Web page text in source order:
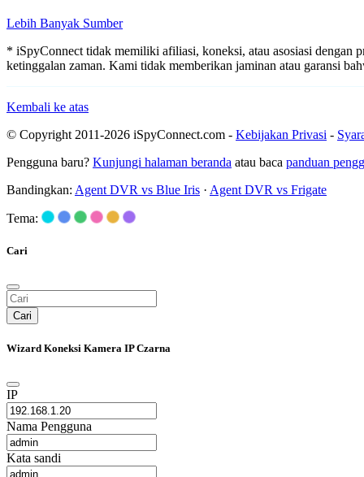
Lebih Banyak Sumber
* iSpyConnect tidak memiliki afiliasi, koneksi, atau asosiasi dengan
ketinggalan zaman. Kami tidak memberikan jaminan atau garansi
Kembali ke atas
© Copyright 2011-2026 iSpyConnect.com - Kebijakan Privasi -
Pengguna baru? Kunjungi halaman beranda atau baca panduan
Bandingkan: Agent DVR vs Blue Iris · Agent DVR vs Frigate
Tema:
Cari
Cari
Wizard Koneksi Kamera IP Czarna
IP
Nama Pengguna
Kata sandi